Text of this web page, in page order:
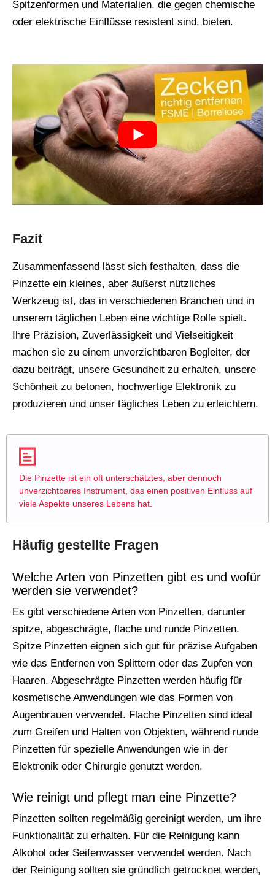
Spitzenformen und Materialien, die gegen chemische
oder elektrische Einflüsse resistent sind, bieten.
Fazit
Zusammenfassend lässt sich festhalten, dass die
Pinzette ein kleines, aber äußerst nützliches
Werkzeug ist, das in verschiedenen Branchen und in
unserem täglichen Leben eine wichtige Rolle spielt.
Ihre Präzision, Zuverlässigkeit und Vielseitigkeit
machen sie zu einem unverzichtbaren Begleiter, der
dazu beiträgt, unsere Gesundheit zu erhalten, unsere
Schönheit zu betonen, hochwertige Elektronik zu
produzieren und unser tägliches Leben zu erleichtern.
Die Pinzette ist ein oft unterschätztes, aber dennoch
unverzichtbares Instrument, das einen positiven Einfluss auf
viele Aspekte unseres Lebens hat.
Häufig gestellte Fragen
Welche Arten von Pinzetten gibt es und wofür
werden sie verwendet?
Es gibt verschiedene Arten von Pinzetten, darunter
spitze, abgeschrägte, flache und runde Pinzetten.
Spitze Pinzetten eignen sich gut für präzise Aufgaben
wie das Entfernen von Splittern oder das Zupfen von
Haaren. Abgeschrägte Pinzetten werden häufig für
kosmetische Anwendungen wie das Formen von
Augenbrauen verwendet. Flache Pinzetten sind ideal
zum Greifen und Halten von Objekten, während runde
Pinzetten für spezielle Anwendungen wie in der
Elektronik oder Chirurgie genutzt werden.
Wie reinigt und pflegt man eine Pinzette?
Pinzetten sollten regelmäßig gereinigt werden, um ihre
Funktionalität zu erhalten. Für die Reinigung kann
Alkohol oder Seifenwasser verwendet werden. Nach
der Reinigung sollten sie gründlich getrocknet werden,